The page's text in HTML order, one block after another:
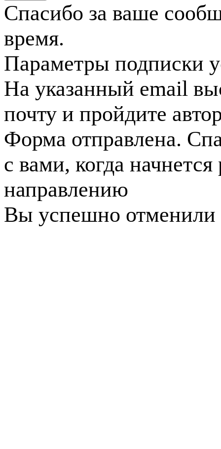
Спасибо за ваше
время.
Параметры подписки
На указанный email
почту и пройдите
Форма отправлена.
с вами, когда
направлению
Вы успешно отменили